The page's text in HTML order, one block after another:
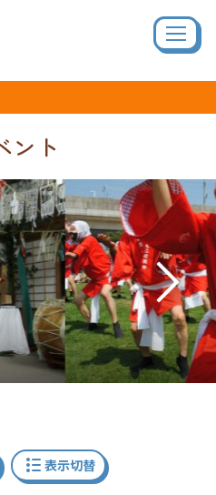
ント
表示切替